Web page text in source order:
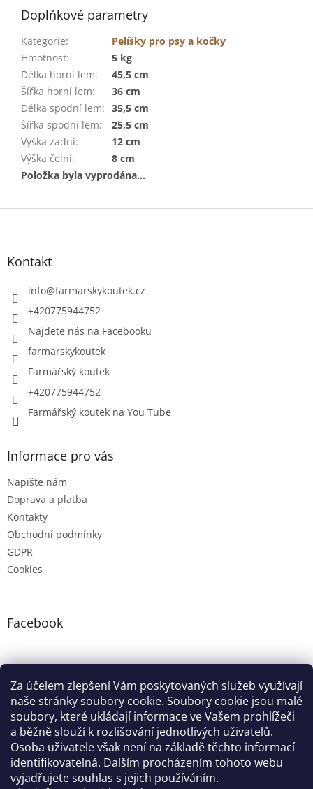
Za účelem zlepšení Vám poskytovaných služeb využívají
naše stránky soubory cookie. Soubory cookie jsou malé
soubory, které ukládají informace ve Vašem prohlížeči
a běžně slouží k rozlišování jednotlivých uživatelů.
Osoba uživatele však není na základě těchto informací
identifikovatelná. Dalším procházením tohoto webu
vyjadřujete souhlas s jejich používáním.
Doplňkové parametry
Kategorie:
Pelíšky pro psy a kočky
Hmotnost:
5 kg
Délka horní lem:
45,5 cm
Šířka horní lem:
36 cm
Délka spodní lem: 35,5 cm
Šířka spodní lem:
25,5 cm
Výška zadní:
12 cm
Výška čelní:
8 cm
Položka byla vyprodána…
Z
Kontakt
info@farmarskykoutek.cz
+420775944752
Najdete nás na Facebooku
farmarskykoutek
Farmářský koutek
+420775944752
Farmářský koutek na You Tube
Informace pro vás
Napište nám
Doprava a platba
Kontakty
Obchodní podmínky
GDPR
Cookies
Facebook
Google nákupy Zboží.cz Heureka.cz Pradelkogm